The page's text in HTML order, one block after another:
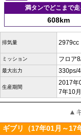
満タンでどこまで走
608km
排気量 2979cc
ミッション フロア
最大出力 330ps/
生産期間
2017年
7年10月
▲
ギブリ（17年01月～17